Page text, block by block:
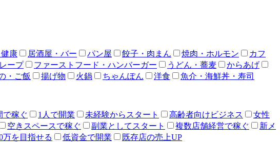
康 居酒屋・バー パン屋 餃子・肉まん 焼肉・ホルモン
カフ
ープ ファーストフード・ハンバーガー うどん・蕎麦
からあげ
・ご飯 揚げ物 火鍋 ちゃんぽん 洋食 魚介・海鮮丼・寿司
で稼ぐ 1人で開業 未経験からスタート 高齢者向けビジネス
女性
空きスペースで稼ぐ 副業としてスタート 複数店舗経営で稼ぐ
新メ
万を目指せる 低資金で開業 既存店の売上UP